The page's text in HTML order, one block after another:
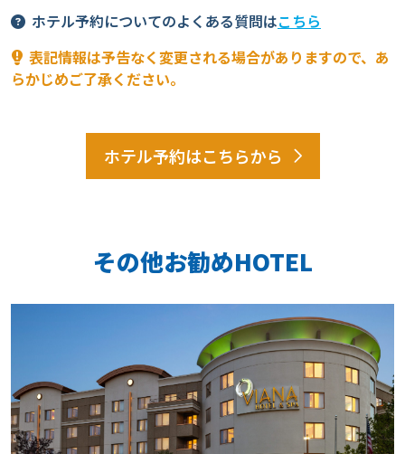
ホテル予約についてのよくある質問はこちら
表記情報は予告なく変更される場合がありますので、あ
らかじめご了承ください。
ホテル予約はこちらから
その他お勧めHOTEL